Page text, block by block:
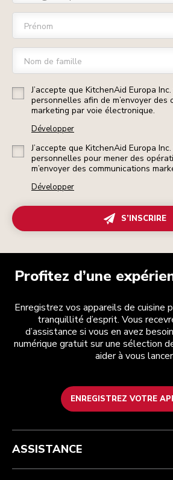
Prénom
Nom de famille
J’accepte que KitchenAid Europa
personnelles afin de m’envoyer des
marketing par voie électronique.
Développer
J’accepte que KitchenAid Europa
personnelles pour mener des
m’envoyer des communications
Développer
S’INSCRIRE
Profitez d’une
Enregistrez vos appareils de cuisine
tranquillité d’esprit. Vous
d’assistance si vous en avez
numérique gratuit sur une sélection
aider à vous
ENREGISTREZ VOTRE
Health Check
Suivez votre commande
Garantie et documents
FAQ
Conditions générales de vente
Retours et remboursements
Imprint
ODR
La marque
Trouver une boutique
ASSISTANCE